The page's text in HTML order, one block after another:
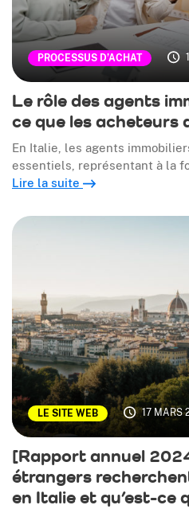
PROCESSUS D’ACHAT
Le rôle des agents
ce que les acheteurs
En Italie, les agents
essentiels, représentant à la
Lire la suite
LE SITE WEB 17 MARS
[Rapport annuel
étrangers
en Italie et qu’est-ce